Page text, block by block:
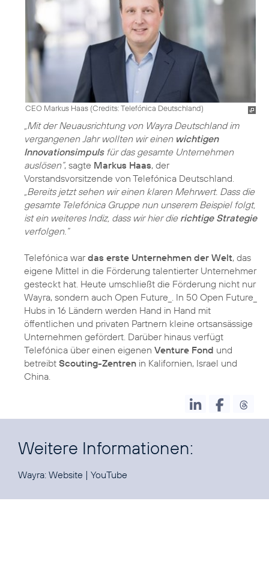
CEO Markus Haas (Credits: Telefónica Deutschland)
„Mit der Neuausrichtung von Wayra Deutschland im
vergangenen Jahr wollten wir einen wichtigen
Innovationsimpulsfür das gesamte Unternehmen
auslösen“, sagte Markus Haas, der
Vorstandsvorsitzende von Telefónica Deutschland.
„Bereits jetzt sehen wir einen klaren Mehrwert. Dass die
gesamte Telefónica Gruppe nun unserem Beispiel folgt,
ist ein weiteres Indiz, dass wir hier die richtige Strategie
verfolgen.“
Telefónica wardas erste Unternehmen der Welt, das
eigene Mittel in die Förderung talentierter Unternehmer
gesteckt hat. Heute umschließt die Förderung nicht nur
Wayra, sondern auch Open Future_. In 50 Open Future_
Hubs in 16 Ländern werden Hand in Hand mit
öffentlichen und privaten Partnern kleine ortsansässige
Unternehmen gefördert. Darüber hinaus verfügt
Telefónica über einen eigenen Venture Fond und
betreibt Scouting-Zentren in Kalifornien, Israel und
China.
Weitere Informationen:
Wayra: Website | YouTube